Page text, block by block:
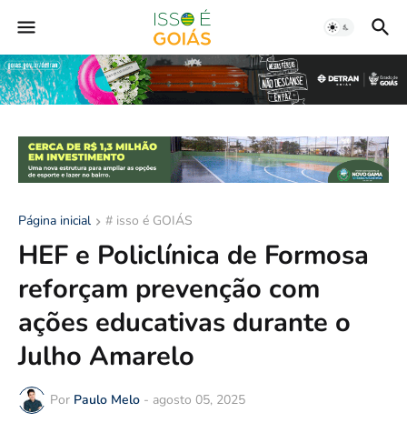
Página inicial # isso é GOIÁS
HEF e Policlínica de Formosa
reforçam prevenção com
ações educativas durante o
Julho Amarelo
Por Paulo Melo - agosto 05, 2025